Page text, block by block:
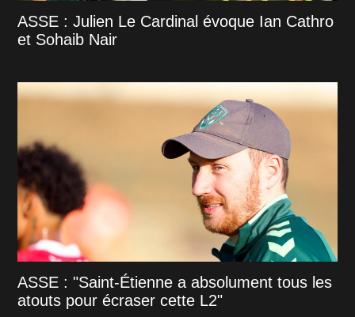
ASSE : Julien Le Cardinal évoque Ian Cathro
et Sohaib Nair
ASSE : "Saint-Étienne a absolument tous les
atouts pour écraser cette L2"